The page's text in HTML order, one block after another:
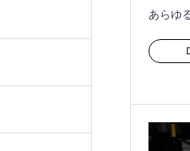
あらゆ